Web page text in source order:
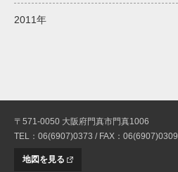
2011年
〒571-0050 大阪府門真市門真1006
TEL：06(6907)0373 / FAX：06(6907)0309
地図を見る